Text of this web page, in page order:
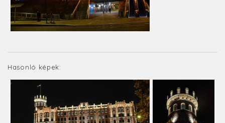
Hasonló képek: